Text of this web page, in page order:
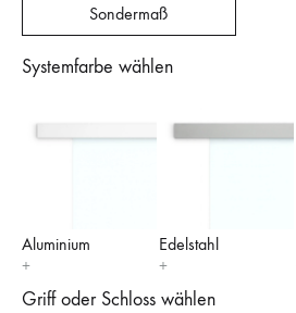
Sondermaß
Systemfarbe wählen
Aluminium Edelstahl
Griff oder Schloss wählen